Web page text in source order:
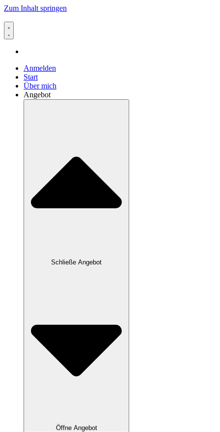
Zum Inhalt springen
Anmelden
Start
Über mich
Angebot
Schließe Angebot
Öffne Angebot